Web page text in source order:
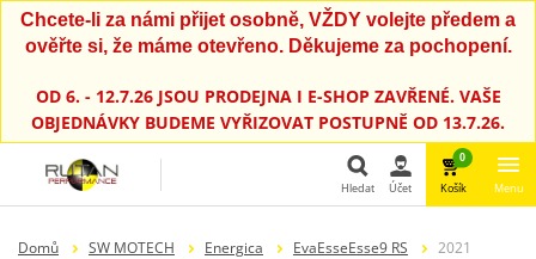
Chcete-li za námi přijet osobně, VŽDY volejte předem a
ověřte si, že máme otevřeno. Děkujeme za pochopení.
OD 6. - 12.7.26 JSOU PRODEJNA I E-SHOP ZAVŘENÉ. VAŠE
OBJEDNÁVKY BUDEME VYŘIZOVAT POSTUPNĚ OD 13.7.26.
Hledat
Hledat Účet
0
Košík Menu
Domů SW MOTECH Energica EvaEsseEsse9 RS 2021